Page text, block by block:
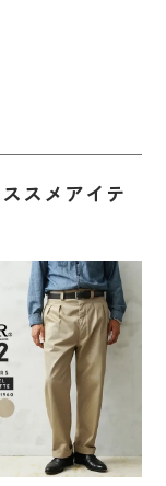
スメアイテ